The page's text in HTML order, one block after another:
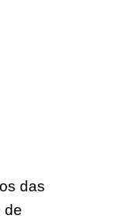
das
de